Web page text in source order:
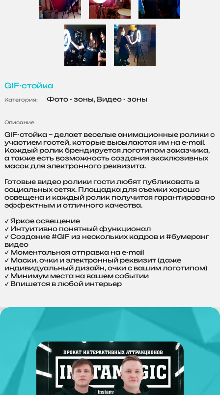
GIF-стойка
Категория: Фото - зоны, Видео - зоны
Описание
GIF-стойка – делает веселые анимационные ролики с
участием гостей, которые высылаются им на e-mail.
Каждый ролик брендируется логотипом заказчика,
а также есть возможность создания эксклюзивных
масок для электронного реквизита.
Готовые видео ролики гости любят публиковать в
социальных сетях. Площадка для съемки хорошо
освещена и каждый ролик получится гарантировано
эффектным и отличного качества.
✔ Яркое освещение
✔ Интуитивно понятный функционал
✔ Создание #GIF из нескольких кадров и #бумеранг
видео
✔ Моментальная отправка на e-mail
✔ Маски, очки и электронный реквизит (даже
индивидуальный дизайн, очки с вашим логотипом)
✔ Минимум места на вашем событии
✔ Впишется в любой интерьер